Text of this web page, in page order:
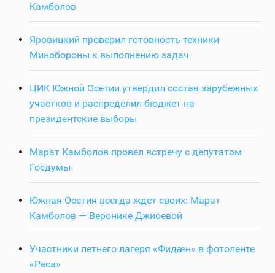
Камболов
Яровицкий проверил готовность техники
Минобороны к выполнению задач
ЦИК Южной Осетии утвердил состав зарубежных
участков и распределил бюджет на
президентские выборы
Марат Камболов провел встречу с депутатом
Госдумы
Южная Осетия всегда ждет своих: Марат
Камболов — Веронике Джиоевой
Участники летнего лагеря «Фидӕн» в фотоленте
«Реса»